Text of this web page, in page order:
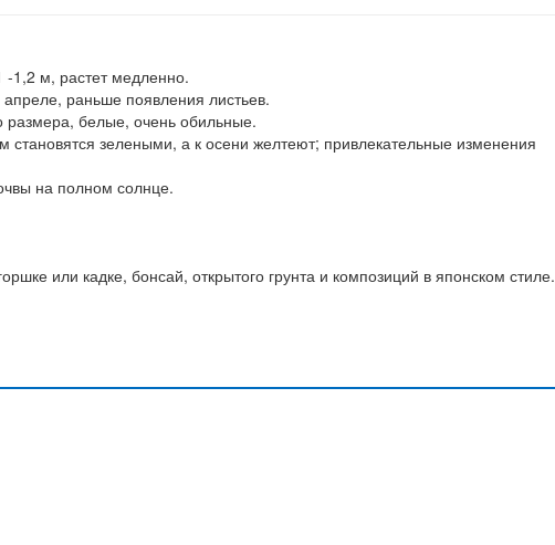
-1,2 м, растет медленно.
раньше появления листьев.
размера, белые, очень обильные.
становятся зелеными, а к осени желтеют; привлекательные изменения
на полном солнце.
или кадке, бонсай, открытого грунта и композиций в японском стиле.